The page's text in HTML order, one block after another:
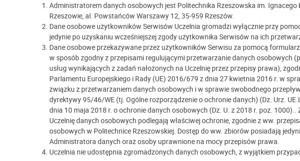
Administratorem danych osobowych jest Politechnika Rzeszowska im. Ignacego
Rzeszowie, al. Powstańców Warszawy 12, 35-959 Rzeszów.
Dane osobowe użytkowników Serwisów Uczelnia gromadzi wyłącznie przy
jedynie po uzyskaniu wcześniejszej zgody użytkownika Serwisów na ich
Dane osobowe przekazywane przez użytkowników Serwisu za pomocą
w sposób zgodny z przepisami regulującymi przetwarzanie danych osobowych
usług wynikających z zadań nałożonych na Uczelnię przez przepisy prawa),
Parlamentu Europejskiego i Rady (UE) 2016/679 z dnia 27 kwietnia 2016 r. w
związku z przetwarzaniem danych osobowych i w sprawie swobodnego
dyrektywy 95/46/WE (tj. Ogólne rozporządzenie o ochronie danych) (Dz. Urz.
dnia 10 maja 2018 r. o ochronie danych osobowych (Dz. U. z 2018 r. poz.
Uczelnię danych osobowych podlegają właściwej ochronie, zgodnie z ww.
osobowych w Politechnice Rzeszowskiej. Dostęp do ww. zbiorów posiadają
Administratora danych oraz osoby uprawnione na mocy przepisów prawa.
Uczelnia nie udostępnia zgromadzonych danych osobowych, z wyjątkiem